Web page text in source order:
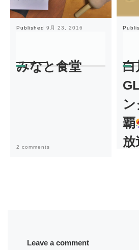
Published 9月 23, 2016
みなと食堂
2 comments
白
覇
放
Leave a comment